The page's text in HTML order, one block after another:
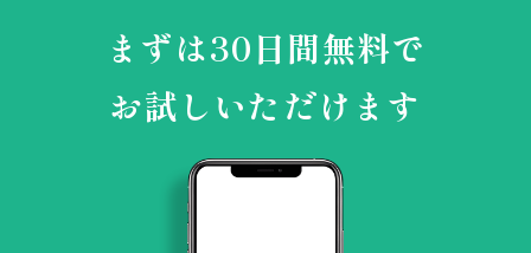
まずは30日間無料で
お試しいただけます